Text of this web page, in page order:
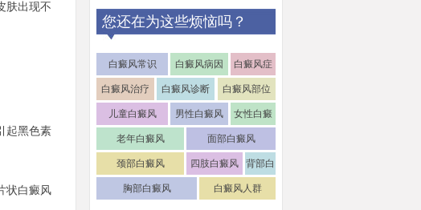
肤出现不
起黑色素
状白癜风
您还在为这些烦恼吗？
白癜风常识 白癜风病因
白癜风症
状
白癜风治疗 白癜风诊断 白癜风部位
儿童白癜风 男性白癜风
女性白癜
风
老年白癜风 面部白癜风
颈部白癜风 四肢白癜风
背部白
癜风
胸部白癜风 白癜风人群